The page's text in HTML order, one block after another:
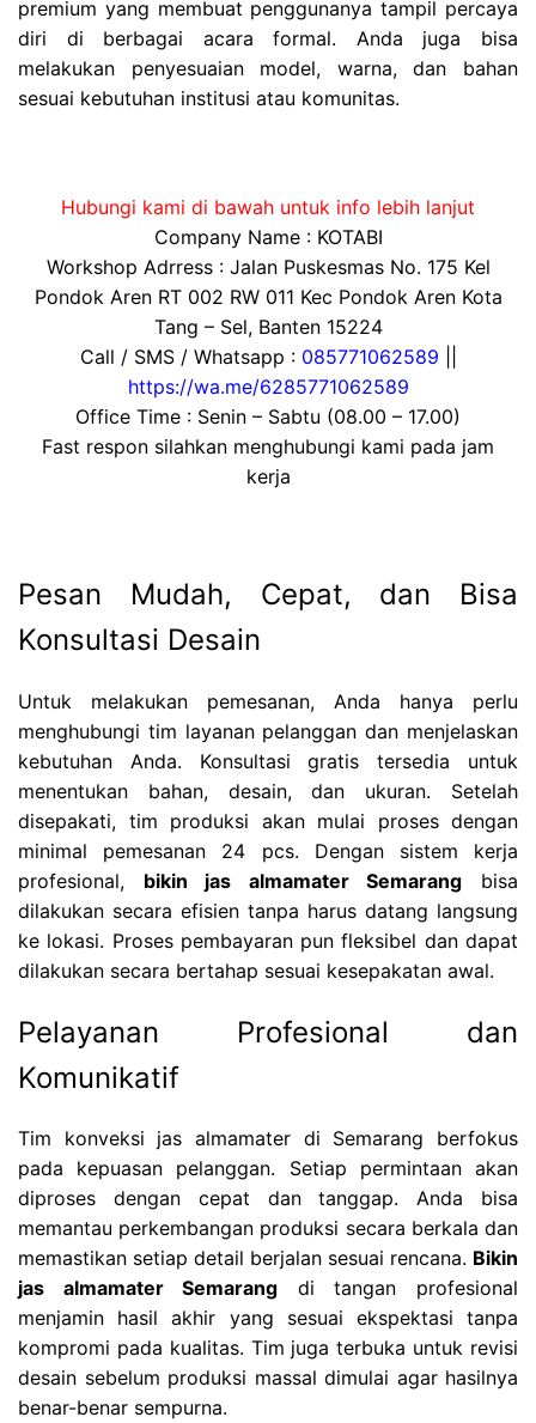
premium yang membuat penggunanya tampil percaya
diri di berbagai acara formal. Anda juga bisa
melakukan penyesuaian model, warna, dan bahan
sesuai kebutuhan institusi atau komunitas.
Hubungi kami di bawah untuk info lebih lanjut
Company Name : KOTABI
Workshop Adrress : Jalan Puskesmas No. 175 Kel
Pondok Aren RT 002 RW 011 Kec Pondok Aren Kota
Tang – Sel, Banten 15224
Call / SMS / Whatsapp : 085771062589
https://wa.me/6285771062589
Office Time : Senin – Sabtu (08.00 – 17.00)
Fast respon silahkan menghubungi kami pada jam
kerja
Pesan Mudah, Cepat, dan Bisa
Konsultasi Desain
Untuk melakukan pemesanan, Anda hanya perlu
menghubungi tim layanan pelanggan dan menjelaskan
kebutuhan Anda. Konsultasi gratis tersedia untuk
menentukan bahan, desain, dan ukuran. Setelah
disepakati, tim produksi akan mulai proses dengan
minimal pemesanan 24 pcs. Dengan sistem kerja
profesional, bikin jas almamater Semarang bisa
dilakukan secara efisien tanpa harus datang langsung
ke lokasi. Proses pembayaran pun fleksibel dan dapat
dilakukan secara bertahap sesuai kesepakatan awal.
Pelayanan Profesional dan
Komunikatif
Tim konveksi jas almamater di Semarang berfokus
pada kepuasan pelanggan. Setiap permintaan akan
diproses dengan cepat dan tanggap. Anda bisa
memantau perkembangan produksi secara berkala dan
memastikan setiap detail berjalan sesuai rencana. Bikin
jas almamater Semarang di tangan profesional
menjamin hasil akhir yang sesuai ekspektasi tanpa
kompromi pada kualitas. Tim juga terbuka untuk revisi
desain sebelum produksi massal dimulai agar hasilnya
benar-benar sempurna.